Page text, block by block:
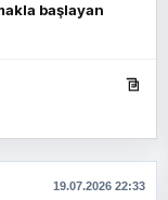
başlayan
19.07.2026 22:33